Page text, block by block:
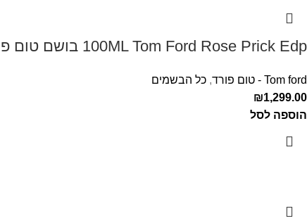
100ML Tom Ford Rose Prick Edp בושם טום פורד לאישה
Tom ford - טום פורד , כל הבשמים
₪1,299.00
הוספה לסל